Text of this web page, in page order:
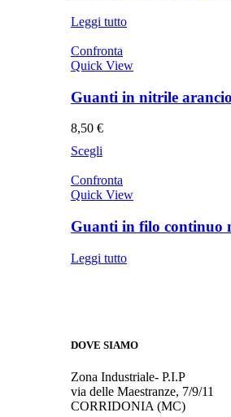
Leggi tutto
Confronta
Quick View
Guanti in nitrile
8,50 €
Scegli
ha
più
Le
opzioni
possono
essere
prodotto
Confronta
Quick View
Guanti in filo continuo
Leggi tutto
DOVE SIAMO
Zona Industriale- P.I.P
via delle Maestranze, 7/9/11
CORRIDONIA (MC)